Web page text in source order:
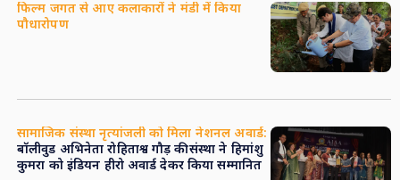
फिल्म जगत से आए कलाकारों ने मंडी में किया
पौधारोपण
सामाजिक संस्था नृत्यांजली को मिला नेशनल अवार्ड:
बॉलीवुड अभिनेता रोहिताश्व गौड़ की संस्था ने हिमांशु
कुमरा को इंडियन हीरो अवार्ड देकर किया सम्मानित